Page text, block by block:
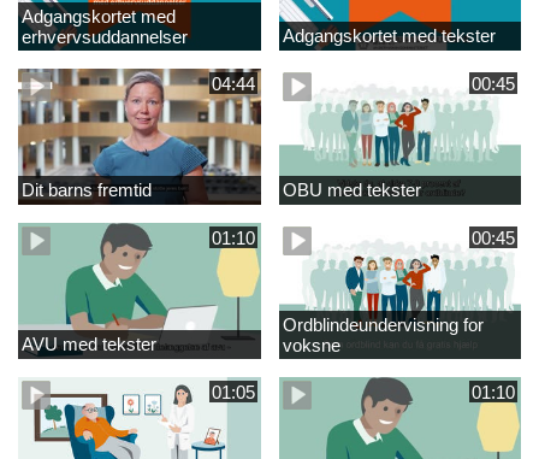
Adgangskortet med
erhvervsuddannelser
Adgangskortet med tekster
04:44
Dit barns fremtid
00:45
OBU med tekster
01:10
AVU med tekster
00:45
Ordblindeundervisning for
voksne
01:05 01:10